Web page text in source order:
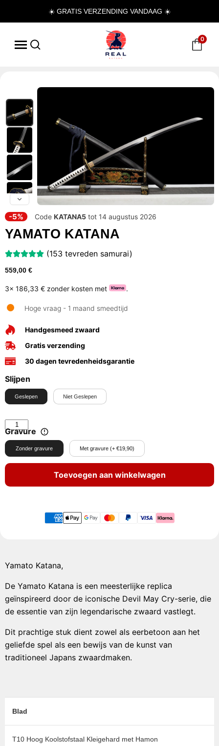
☀️ GRATIS VERZENDING VANDAAG ☀️
0
-5% Code KATANA5 tot 14 augustus 2026
YAMATO KATANA
(153 tevreden samurai)
559,00 €
3x 186,33 € zonder kosten met .
Hoge vraag - 1 maand smeedtijd
Handgesmeed zwaard
Gratis verzending
30 dagen tevredenheidsgarantie
Slijpen
Geslepen Niet Geslepen
Gravure
Zonder gravure Met gravure (+ €19,90)
Toevoegen aan winkelwagen
Yamato Katana,
De Yamato Katana is een meesterlijke replica
geïnspireerd door de iconische Devil May Cry-serie, die
de essentie van zijn legendarische zwaard vastlegt.
Dit prachtige stuk dient zowel als eerbetoon aan het
geliefde spel als een bewijs van de kunst van
traditioneel Japans zwaardmaken.
Blad
T10 Hoog Koolstofstaal Kleigehard met Hamon